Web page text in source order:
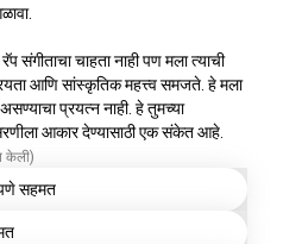
रॅप संगीताचा चाहता नाही पण मला त्याची
आणि सांस्कृतिक महत्त्व समजते. हे मला
प्रयत्न नाही. हे तुमच्या
आकार देण्यासाठी एक संकेत आहे.
केली)
सहमत